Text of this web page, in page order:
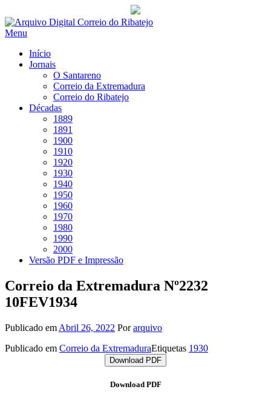
Saltar
para
Menu
Início
Jornais
O Santareno
Correio da Extremadura
Correio do Ribatejo
Décadas
1889
1891
1900
1910
1920
1930
1940
1950
1960
1970
1980
1990
2000
Versão PDF e Impressão
Correio da Extremadura Nº2232
10FEV1934
Publicado em Abril 26, 2022 Porarquivo
Publicado em Correio da ExtremaduraEtiquetas 1930
Download PDF
Download PDF